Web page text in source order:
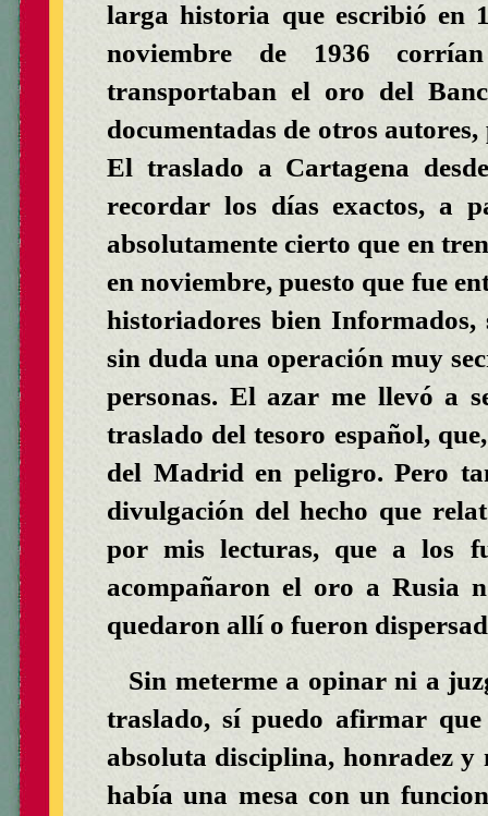
larga historia que escribió en
noviembre de 1936
transportaban el oro del
documentadas de otros
El traslado a Cartagena
recordar los días exactos, a
absolutamente cierto que en
en noviembre, puesto que fue
historiadores bien Informados,
sin duda una operación muy
personas. El azar me llevó a
traslado del tesoro español,
del Madrid en peligro. Pero
divulgación del hecho que
por mis lecturas, que a los
acompañaron el oro a Rusia
quedaron allí o fueron
Sin meterme a opinar ni a
traslado, sí puedo afirmar
absoluta disciplina, honradez
había una mesa con un